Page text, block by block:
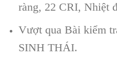
ràng, 22 CRI, Nhiệt
Vượt qua Bài kiểm
SINH THÁI.